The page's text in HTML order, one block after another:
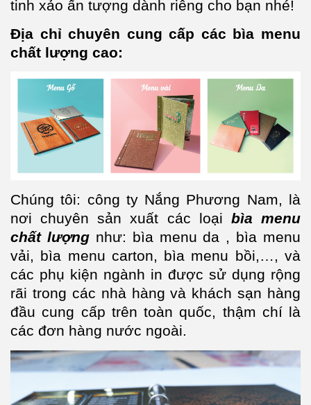
tinh xảo ấn tượng dành riêng cho bạn nhé!
Địa chỉ chuyên cung cấp các bìa menu
chất lượng cao:
Chúng tôi: công ty Nắng Phương Nam, là
nơi chuyên sản xuất các loại bìa menu
chất lượngnhư: bìa menu da , bìa menu
vải, bìa menu carton, bìa menu bồi,…, và
các phụ kiện ngành in được sử dụng rộng
rãi trong các nhà hàng và khách sạn hàng
đầu cung cấp trên toàn quốc, thậm chí là
các đơn hàng nước ngoài.